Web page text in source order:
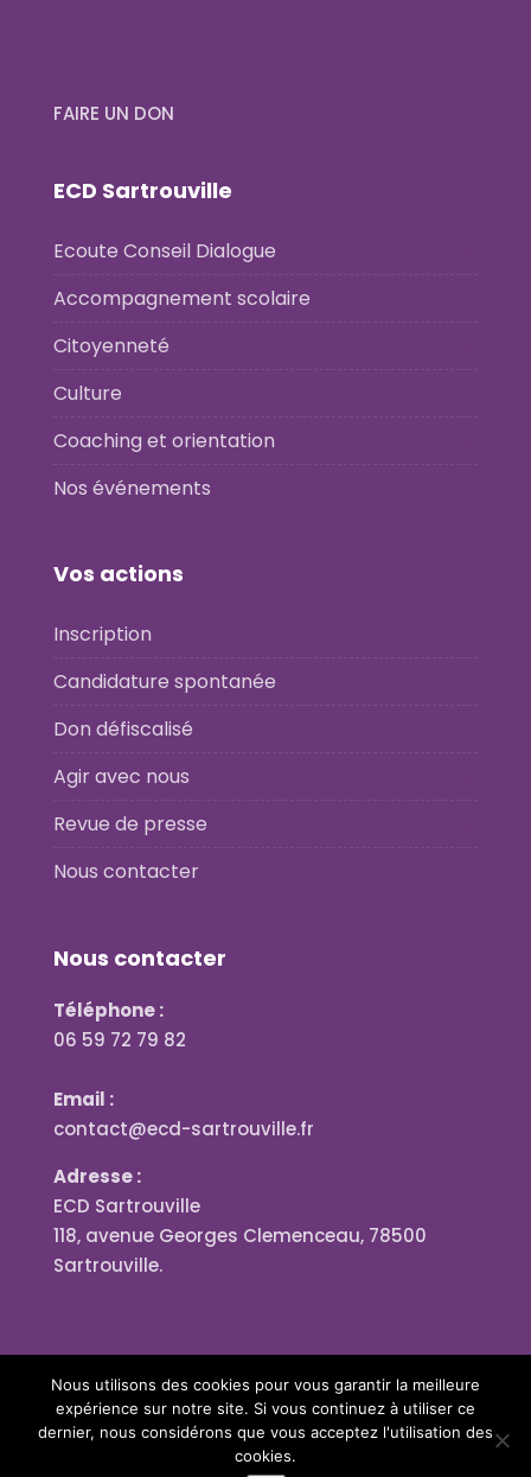
FAIRE UN DON
ECD Sartrouville
Ecoute Conseil Dialogue
Accompagnement scolaire
Citoyenneté
Culture
Coaching et orientation
Nos événements
Vos actions
Inscription
Candidature spontanée
Don défiscalisé
Agir avec nous
Revue de presse
Nous contacter
Nous contacter
Téléphone :
06 59 72 79 82
Email :
contact@ecd-sartrouville.fr
Adresse :
ECD Sartrouville
118, avenue Georges Clemenceau, 78500
Sartrouville.
Blériot Productions®
Nous utilisons des cookies pour vous garantir la meilleure
expérience sur notre site. Si vous continuez à utiliser ce
dernier, nous considérons que vous acceptez l'utilisation des
cookies.